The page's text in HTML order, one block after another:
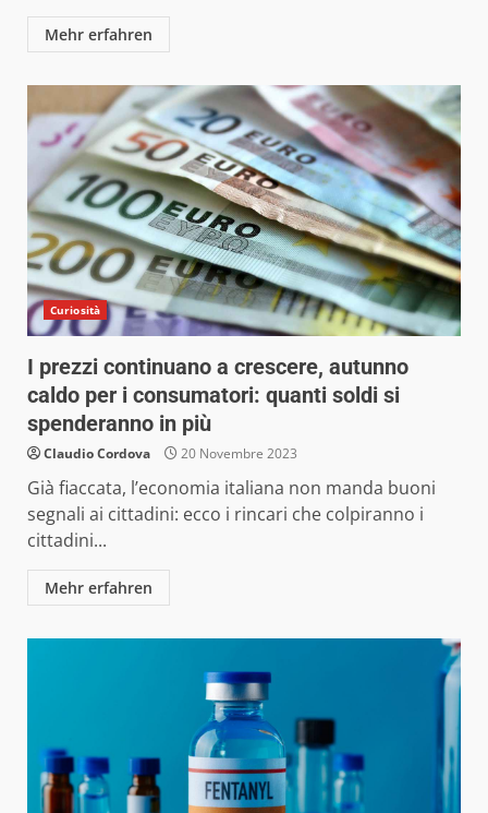
Mehr erfahren
Curiosità
I prezzi continuano a crescere, autunno
caldo per i consumatori: quanti soldi si
spenderanno in più
Claudio Cordova 20 Novembre 2023
Già fiaccata, l’economia italiana non manda buoni
segnali ai cittadini: ecco i rincari che colpiranno i
cittadini...
Mehr erfahren